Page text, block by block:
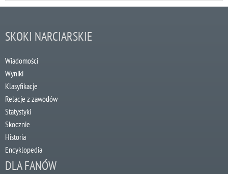
SKOKI NARCIARSKIE
Wiadomości
Wyniki
Klasyfikacje
Relacje z zawodów
Statystyki
Skocznie
Historia
Encyklopedia
DLA FANÓW